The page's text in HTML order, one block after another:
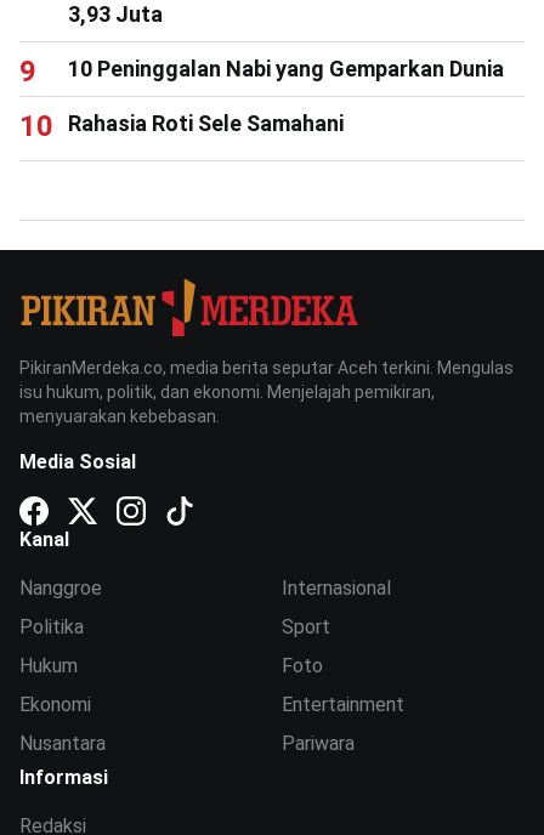
3,93 Juta
10 Peninggalan Nabi yang Gemparkan Dunia
Rahasia Roti Sele Samahani
PikiranMerdeka.co, media berita seputar Aceh terkini. Mengulas
isu hukum, politik, dan ekonomi. Menjelajah pemikiran,
menyuarakan kebebasan.
Media Sosial
Kanal
Nanggroe
Politika
Hukum
Ekonomi
Nusantara
Internasional
Sport
Foto
Entertainment
Pariwara
Informasi
Redaksi